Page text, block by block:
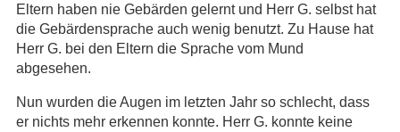
Eltern haben nie Gebärden gelernt und Herr G. selbst hat
die Gebärdensprache auch wenig benutzt. Zu Hause hat
Herr G. bei den Eltern die Sprache vom Mund
abgesehen.
Nun wurden die Augen im letzten Jahr so schlecht, dass
er nichts mehr erkennen konnte. Herr G. konnte keine